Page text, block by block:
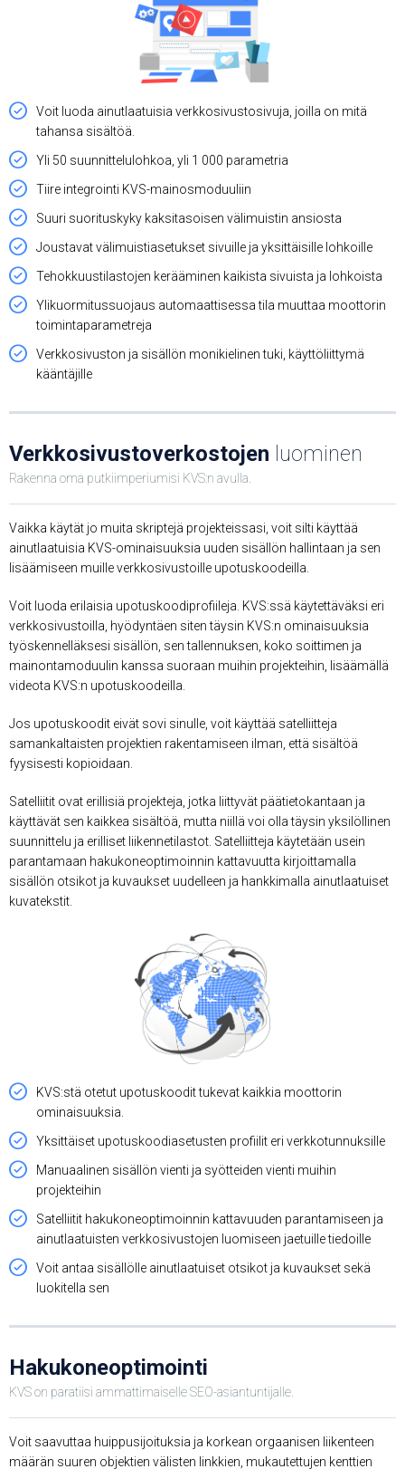
Voit luoda ainutlaatuisia verkkosivustosivuja, joilla on mitä
tahansa sisältöä.
Yli 50 suunnittelulohkoa, yli 1 000 parametria
Tiire integrointi KVS-mainosmoduuliin
Suuri suorituskyky kaksitasoisen välimuistin ansiosta
Joustavat välimuistiasetukset sivuille ja yksittäisille lohkoille
Tehokkuustilastojen kerääminen kaikista sivuista ja lohkoista
Ylikuormitussuojaus automaattisessa tila muuttaa moottorin
toimintaparametreja
Verkkosivuston ja sisällön monikielinen tuki, käyttöliittymä
kääntäjille
Verkkosivustoverkostojen luominen
Rakenna oma putkiimperiumisi KVS:n avulla.
Vaikka käytät jo muita skriptejä projekteissasi, voit silti käyttää
ainutlaatuisia KVS-ominaisuuksia uuden sisällön hallintaan ja sen
lisäämiseen muille verkkosivustoille upotuskoodeilla.
Voit luoda erilaisia ​​upotuskoodiprofiileja. KVS:ssä käytettäväksi eri
verkkosivustoilla, hyödyntäen siten täysin KVS:n ominaisuuksia
työskennelläksesi sisällön, sen tallennuksen, koko soittimen ja
mainontamoduulin kanssa suoraan muihin projekteihin, lisäämällä
videota KVS:n upotuskoodeilla.
Jos upotuskoodit eivät sovi sinulle, voit käyttää satelliitteja
samankaltaisten projektien rakentamiseen ilman, että sisältöä
fyysisesti kopioidaan.
Satelliitit ovat erillisiä projekteja, jotka liittyvät päätietokantaan ja
käyttävät sen kaikkea sisältöä, mutta niillä voi olla täysin yksilöllinen
suunnittelu ja erilliset liikennetilastot. Satelliitteja käytetään usein
parantamaan hakukoneoptimoinnin kattavuutta kirjoittamalla
sisällön otsikot ja kuvaukset uudelleen ja hankkimalla ainutlaatuiset
kuvatekstit.
KVS:stä otetut upotuskoodit tukevat kaikkia moottorin
ominaisuuksia.
Yksittäiset upotuskoodiasetusten profiilit eri verkkotunnuksille
Manuaalinen sisällön vienti ja syötteiden vienti muihin
projekteihin
Satelliitit hakukoneoptimoinnin kattavuuden parantamiseen ja
ainutlaatuisten verkkosivustojen luomiseen jaetuille tiedoille
Voit antaa sisällölle ainutlaatuiset otsikot ja kuvaukset sekä
luokitella sen
Hakukoneoptimointi
KVS on paratiisi ammattimaiselle SEO-asiantuntijalle.
Voit saavuttaa huippusijoituksia ja korkean orgaanisen liikenteen
määrän suuren objektien välisten linkkien, mukautettujen kenttien